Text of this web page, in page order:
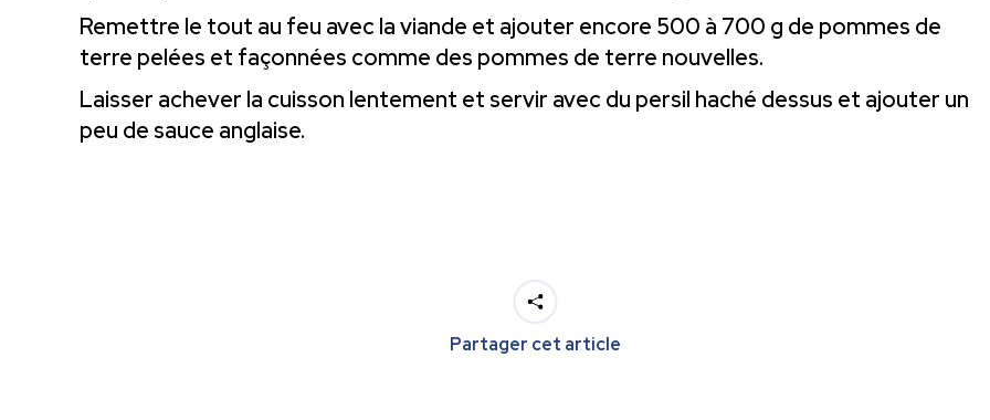
Remettre le tout au feu avec la viande et ajouter encore 500 à 700 g de pommes de
terre pelées et façonnées comme des pommes de terre nouvelles.
Laisser achever la cuisson lentement et servir avec du persil haché dessus et ajouter un
peu de sauce anglaise.
Partager cet article